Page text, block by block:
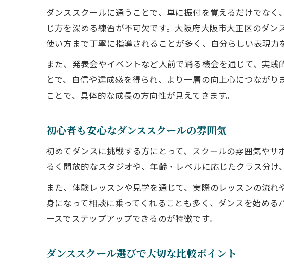
ダ
セ
続けや
無
大
表現力
ダ
美
レ
ダンススクールに通うことで、単に振付を覚えるだけでな
じ方を深める練習が不可欠です。大阪府大阪市大正区のダ
使い方まで丁寧に指導されることが多く、自分らしい表現力
また、発表会やイベントなど人前で踊る機会を通じて、実
とで、自信や達成感を得られ、より一層の向上心につなが
ことで、具体的な成長の方向性が見えてきます。
初心者も安心なダンススクールの雰囲気
初めてダンスに挑戦する方にとって、スクールの雰囲気や
るく開放的なスタジオや、年齢・レベルに応じたクラス分け
また、体験レッスンや見学を通じて、実際のレッスンの流
身になって相談に乗ってくれることも多く、ダンスを始め
ースでステップアップできるのが特徴です。
ダンススクール選びで大切な比較ポイント